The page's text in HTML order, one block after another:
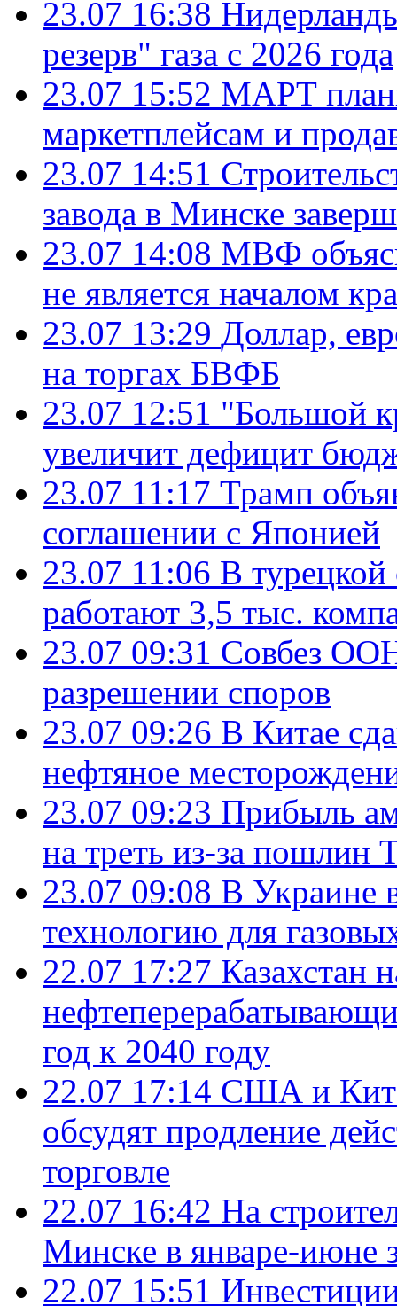
23.07 16:38
резерв" газа с 2026 года
23.07 15:52 МАРТ
маркетплейсам и
23.07 14:51
завода в Минске
23.07 14:08 МВФ
не является началом
23.07 13:29 Доллар,
на торгах БВФБ
23.07 12:51 "Большой
увеличит дефицит
23.07 11:17 Трамп
соглашении с Японией
23.07 11:06 В
работают 3,5 тыс.
23.07 09:31 Совбез
разрешении споров
23.07 09:26 В Китае
нефтяное
23.07 09:23 Прибыль
на треть из-за пошлин
23.07 09:08 В Украине
технологию для
22.07 17:27 Казахстан
год к 2040 году
22.07 17:14 США и
обсудят продление
торговле
22.07 16:42 На
Минске в январе-июне
22.07 15:51